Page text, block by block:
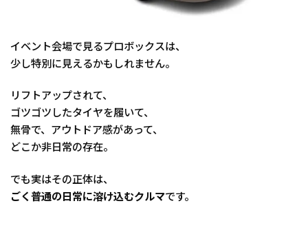
イベント会場で見るプロボックスは、
少し特別に見えるかもしれません。
リフトアップされて、
ゴツゴツしたタイヤを履いて、
無骨で、アウトドア感があって、
どこか非日常の存在。
でも実はその正体は、
ごく普通の日常に溶け込むクルマです。